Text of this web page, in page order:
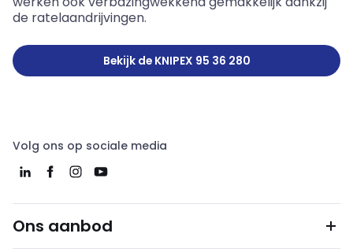
de ratelaandrijvingen.
Bekijk de KNIPEX 95 36 280
Volg ons op sociale media
Ons aanbod